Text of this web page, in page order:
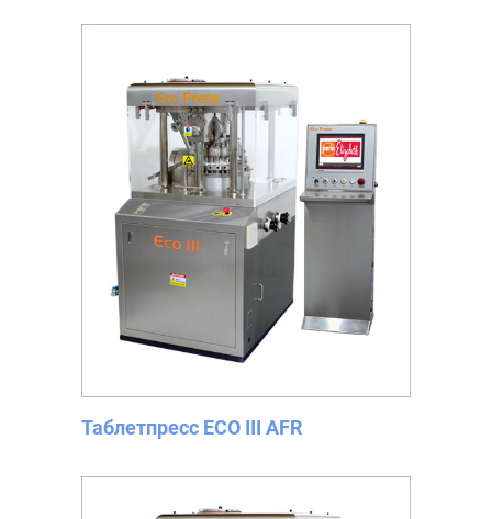
Таблетпресс ECO III AFR